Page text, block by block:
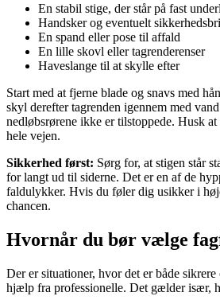
En stabil stige, der står på fast
Handsker og eventuelt
En spand eller pose til affald
En lille skovl eller tagrenderenser
Haveslange til at skylle efter
Start med at fjerne blade og snavs med
skyl derefter tagrenden igennem med
nedløbsrørene ikke er tilstoppede. Husk
hele vejen.
Sikkerhed først: Sørg for, at stigen står
for langt ud til siderne. Det er en af de
faldulykker. Hvis du føler dig usikker i
chancen.
Hvornår du bør vælge
Der er situationer, hvor det er både
hjælp fra professionelle. Det gælder især,